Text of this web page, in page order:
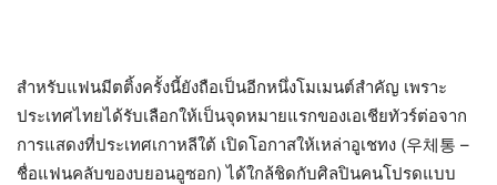
สำหรับแฟนมีตติ้งครั้งนี้ยังถือเป็นอีกหนึ่งโมเมนต์สำคัญ เพราะ
ประเทศไทยได้รับเลือกให้เป็นจุดหมายแรกของเอเชียทัวร์ต่อจาก
การแสดงที่ประเทศเกาหลีใต้ เปิดโอกาสให้เหล่าอูเชทง (우체통 –
ชื่อแฟนคลับของบยอนอูซอก) ได้ใกล้ชิดกับศิลปินคนโปรดแบบ